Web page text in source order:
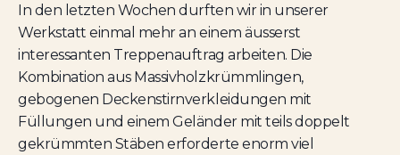
In den letzten Wochen durften wir in unserer
Werkstatt einmal mehr an einem äusserst
interessanten Treppenauftrag arbeiten. Die
Kombination aus Massivholzkrümmlingen,
gebogenen Deckenstirnverkleidungen mit
Füllungen und einem Geländer mit teils doppelt
gekrümmten Stäben erforderte enorm viel